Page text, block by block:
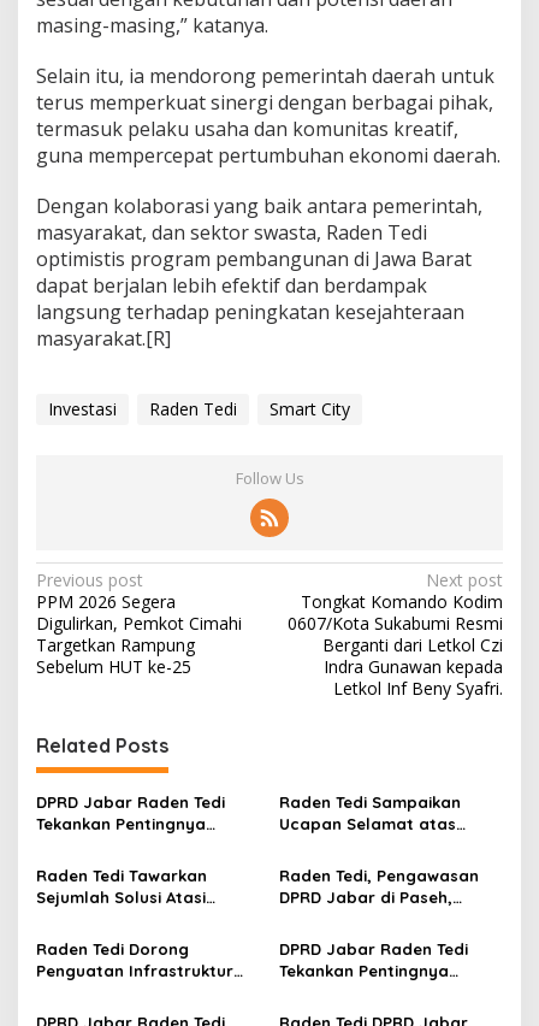
masing-masing,” katanya.
Selain itu, ia mendorong pemerintah daerah untuk
terus memperkuat sinergi dengan berbagai pihak,
termasuk pelaku usaha dan komunitas kreatif,
guna mempercepat pertumbuhan ekonomi daerah.
Dengan kolaborasi yang baik antara pemerintah,
masyarakat, dan sektor swasta, Raden Tedi
optimistis program pembangunan di Jawa Barat
dapat berjalan lebih efektif dan berdampak
langsung terhadap peningkatan kesejahteraan
masyarakat.[R]
Investasi Raden Tedi Smart City
Follow Us
P
o
s
t
a
v
i
a
i
o
Previous post
PPM 2026 Segera
Digulirkan, Pemkot Cimahi
Targetkan Rampung
Sebelum HUT ke-25
Next post
Tongkat Komando Kodim
0607/Kota Sukabumi Resmi
Berganti dari Letkol Czi
Indra Gunawan kepada
Letkol Inf Beny Syafri.
Related Posts
DPRD Jabar Raden Tedi
Tekankan Pentingnya
Pengendalian
Pembangunan yang Tepat
Sasaran
Raden Tedi Sampaikan
Ucapan Selamat atas
Musyawarah Besar Ikatan
Wartawan Parlemen DPRD
Raden Tedi Tawarkan
Sejumlah Solusi Atasi
Nonaktif hingga Tingginya
Angka Perceraian di
Sumedang
Raden Tedi, Pengawasan
DPRD Jabar di Paseh,
Rusak hingga KIS Dicoret
Raden Tedi Dorong
Penguatan Infrastruktur
Ketahanan Pangan Jawa
DPRD Jabar Raden Tedi
Tekankan Pentingnya
Permukiman Berkelanjutan